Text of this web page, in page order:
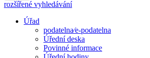
rozšířené vyhledávání
Úřad
podatelna⁄e-podatelna
Úřední deska
Povinné informace